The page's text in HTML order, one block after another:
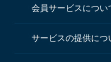
会員サービスについ
サービスの提供につ